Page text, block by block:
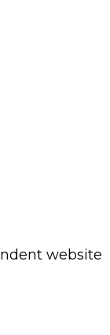
website